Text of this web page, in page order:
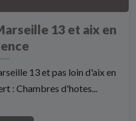
13 et aix en
13 et pas loin d'aix en
: Chambres d'hotes...